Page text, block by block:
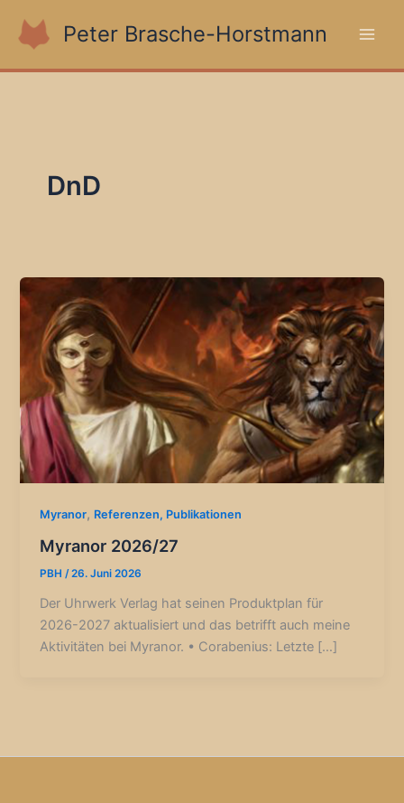
Inhalt
springen
Peter Brasche-Horstmann
DnD
Myranor, Referenzen, Publikationen
Myranor 2026/27
PBH /26. Juni 2026
Der Uhrwerk Verlag hat seinen Produktplan für
2026-2027 aktualisiert und das betrifft auch meine
Aktivitäten bei Myranor. • Corabenius: Letzte […]